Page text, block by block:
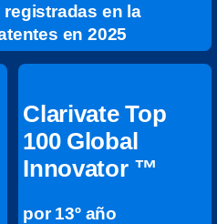
en la
en 2025
Clarivate Top
100 Global
Innovator ™
por 13º año